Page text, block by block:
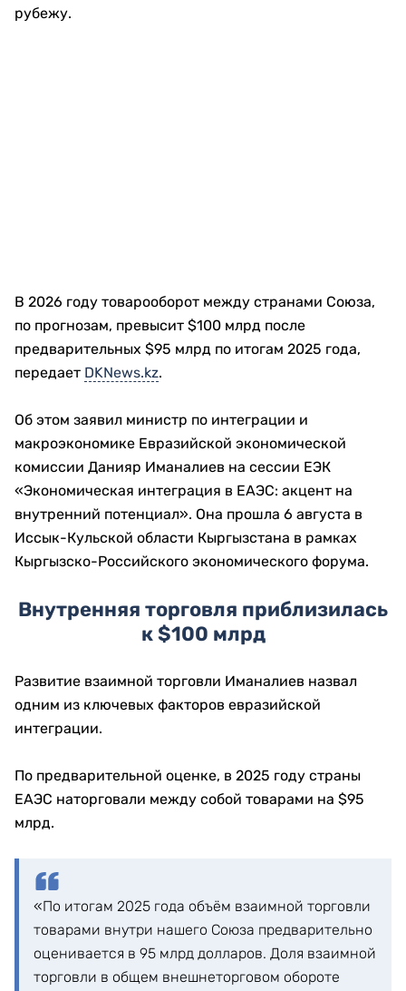
рубежу.
В 2026 году товарооборот между странами Союза,
по прогнозам, превысит $100 млрд после
предварительных $95 млрд по итогам 2025 года,
передает DKNews.kz.
Об этом заявил министр по интеграции и
макроэкономике Евразийской экономической
комиссии Данияр Иманалиев на сессии ЕЭК
«Экономическая интеграция в ЕАЭС: акцент на
внутренний потенциал». Она прошла 6 августа в
Иссык-Кульской области Кыргызстана в рамках
Кыргызско-Российского экономического форума.
Внутренняя торговля приблизилась
к $100 млрд
Развитие взаимной торговли Иманалиев назвал
одним из ключевых факторов евразийской
интеграции.
По предварительной оценке, в 2025 году страны
ЕАЭС наторговали между собой товарами на $95
млрд.
«По итогам 2025 года объём взаимной торговли
товарами внутри нашего Союза предварительно
оценивается в 95 млрд долларов. Доля взаимной
торговли в общем внешнеторговом обороте